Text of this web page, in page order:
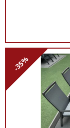
-35%